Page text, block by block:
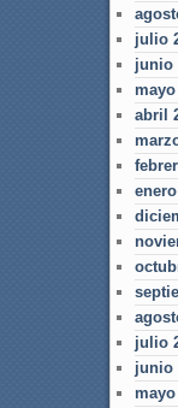
julio
junio
mayo
abril
julio
junio
mayo